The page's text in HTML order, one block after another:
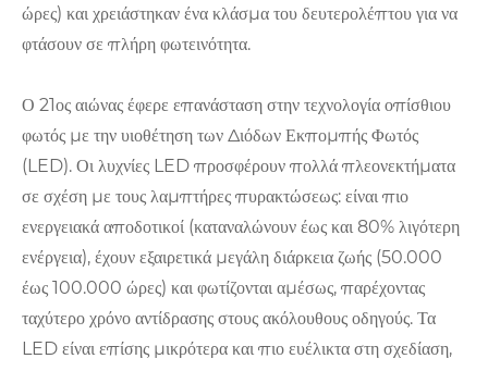
ώρες) και χρειάστηκαν ένα κλάσμα του δευτερολέπτου για να
φτάσουν σε πλήρη φωτεινότητα.
Ο 21ος αιώνας έφερε επανάσταση στην τεχνολογία οπίσθιου
φωτός με την υιοθέτηση των Διόδων Εκπομπής Φωτός
(LED). Οι λυχνίες LED προσφέρουν πολλά πλεονεκτήματα
σε σχέση με τους λαμπτήρες πυρακτώσεως: είναι πιο
ενεργειακά αποδοτικοί (καταναλώνουν έως και 80% λιγότερη
ενέργεια), έχουν εξαιρετικά μεγάλη διάρκεια ζωής (50.000
έως 100.000 ώρες) και φωτίζονται αμέσως, παρέχοντας
ταχύτερο χρόνο αντίδρασης στους ακόλουθους οδηγούς. Τα
LED είναι επίσης μικρότερα και πιο ευέλικτα στη σχεδίαση,